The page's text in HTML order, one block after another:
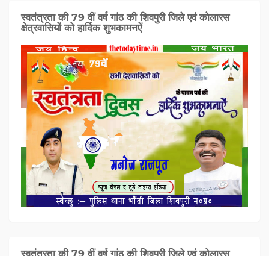
स्वतंत्रता की 79 वीं वर्ष गांठ की शिवपुरी जिले एवं कोलारस
क्षेत्रवासियों को हार्दिक शुभकामनऐं